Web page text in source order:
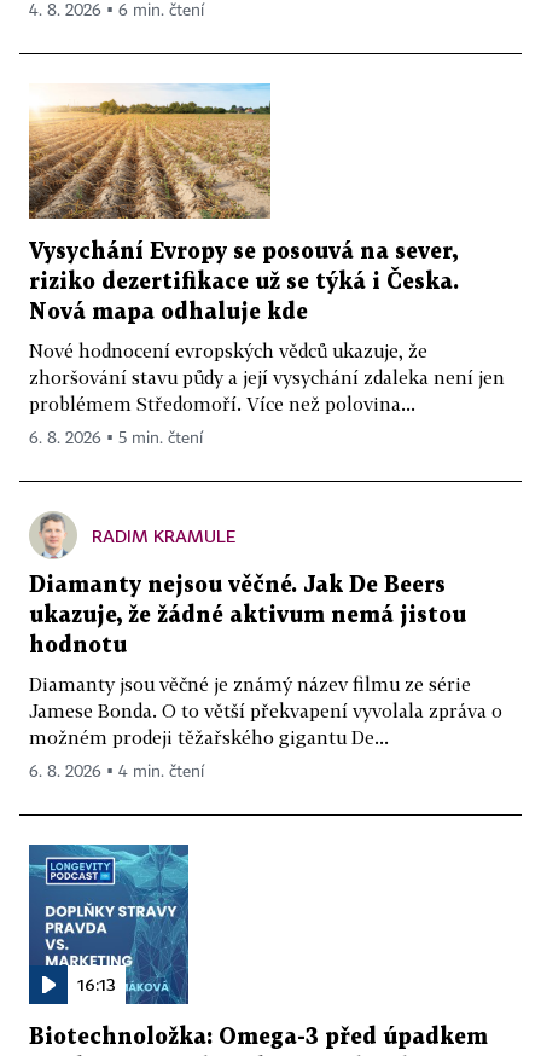
4. 8. 2026 ▪ 6 min. čtení
Vysychání Evropy se posouvá na sever,
riziko dezertifikace už se týká i Česka.
Nová mapa odhaluje kde
Nové hodnocení evropských vědců ukazuje, že
zhoršování stavu půdy a její vysychání zdaleka není jen
problémem Středomoří. Více než polovina...
6. 8. 2026 ▪ 5 min. čtení
RADIM KRAMULE
Diamanty nejsou věčné. Jak De Beers
ukazuje, že žádné aktivum nemá jistou
hodnotu
Diamanty jsou věčné je známý název filmu ze série
Jamese Bonda. O to větší překvapení vyvolala zpráva o
možném prodeji těžařského gigantu De...
6. 8. 2026 ▪ 4 min. čtení
16:13
Biotechnoložka: Omega-3 před úpadkem